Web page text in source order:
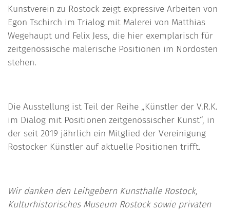
Kunstverein zu Rostock zeigt expressive Arbeiten von
Egon Tschirch im Trialog mit Malerei von Matthias
Wegehaupt und Felix Jess, die hier exemplarisch für
zeitgenössische malerische Positionen im Nordosten
stehen.
Die Ausstellung ist Teil der Reihe „Künstler der V.R.K.
im Dialog mit Positionen zeitgenössischer Kunst“, in
der seit 2019 jährlich ein Mitglied der Vereinigung
Rostocker Künstler auf aktuelle Positionen trifft.
Wir danken den Leihgebern Kunsthalle Rostock,
Kulturhistorisches Museum Rostock sowie privaten